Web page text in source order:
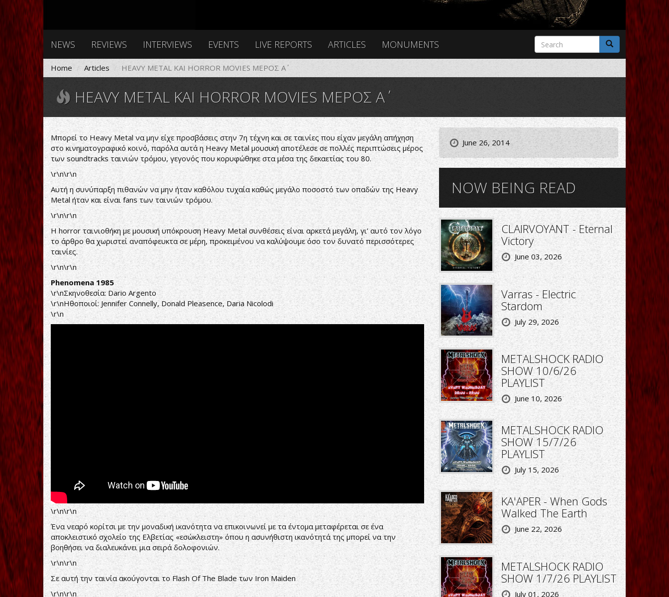
NEWS REVIEWS INTERVIEWS EVENTS LIVE REPORTS ARTICLES MONUMENTS
Search
form
Search
Home Articles HEAVY METAL ΚΑΙ HORROR MOVIES ΜΕΡΟΣ Α΄
HEAVY METAL ΚΑΙ HORROR MOVIES ΜΕΡΟΣ Α΄
Μπορεί το Heavy Metal να μην είχε προσβάσεις στην 7η τέχνη και σε ταινίες που είχαν μεγάλη απήχηση
στο κινηματογραφικό κοινό, παρόλα αυτά η Heavy Metal μουσική αποτέλεσε σε πολλές περιπτώσεις μέρος
των soundtracks ταινιών τρόμου, γεγονός που κορυφώθηκε στα μέσα της δεκαετίας του 80.
\r\n\r\n
Αυτή η συνύπαρξη πιθανών να μην ήταν καθόλου τυχαία καθώς μεγάλο ποσοστό των οπαδών της Heavy
Metal ήταν και είναι fans των ταινιών τρόμου.
\r\n\r\n
Η horror ταινιοθήκη με μουσική υπόκρουση Heavy Metal συνθέσεις είναι αρκετά μεγάλη, γι’ αυτό τον λόγο
το άρθρο θα χωριστεί αναπόφευκτα σε μέρη, προκειμένου να καλύψουμε όσο τον δυνατό περισσότερες
ταινίες.
\r\n\r\n
Phenomena 1985
\r\nΣκηνοθεσία: Dario Argento
\r\nΗθοποιοί: Jennifer Connelly, Donald Pleasence, Daria Nicolodi
\r\n
\r\n\r\n
Ένα νεαρό κορίτσι με την μοναδική ικανότητα να επικοινωνεί με τα έντομα μεταφέρεται σε ένα
αποκλειστικό σχολείο της Ελβετίας «εσώκλειστη» όπου η ασυνήθιστη ικανότητά της μπορεί να την
βοηθήσει να διαλευκάνει μια σειρά δολοφονιών.
\r\n\r\n
Σε αυτή την ταινία ακούγονται το Flash Of The Blade των Iron Maiden
\r\n\r\n
June 26, 2014
NOW BEING READ
CLAIRVOYANT - Eternal
Victory
June 03, 2026
Varras - Electric
Stardom
July 29, 2026
METALSHOCK RADIO
SHOW 10/6/26
PLAYLIST
June 10, 2026
METALSHOCK RADIO
SHOW 15/7/26
PLAYLIST
July 15, 2026
KA'APER - When Gods
Walked The Earth
June 22, 2026
METALSHOCK RADIO
SHOW 1/7/26 PLAYLIST
July 01, 2026